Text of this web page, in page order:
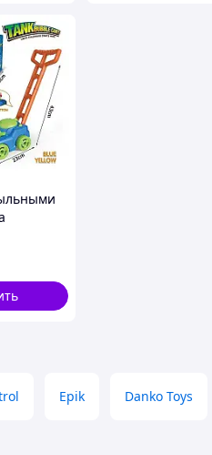
10
Epik Danko Toys